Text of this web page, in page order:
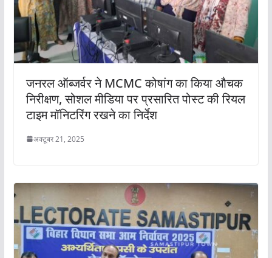
जनरल ऑब्जर्वर ने MCMC कोषांग का किया औचक
निरीक्षण, सोशल मीडिया पर प्रसारित पोस्ट की रियल
टाइम मॉनिटरिंग रखने का निर्देश
अक्टूबर 21, 2025